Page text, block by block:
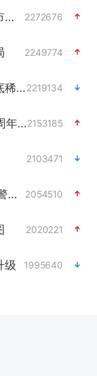
以“新”破局 首发经济点亮城市消费活力 2272676
2249774
中方回应是否开采太平洋海底稀土资源2219134
外交部发言人就广岛核爆81周年等答记者问2153185
2103471
台风白海豚即将进入48小时警戒线 2054510
2020221
级 1995640